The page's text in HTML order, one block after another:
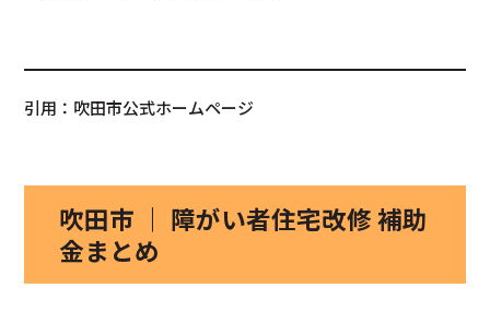
引用：吹田市公式ホームページ
吹田市 ｜ 障がい者住宅改修 補助
金まとめ